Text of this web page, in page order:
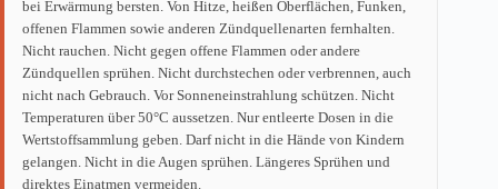
bei Erwärmung bersten. Von Hitze, heißen Oberflächen, Funken,
offenen Flammen sowie anderen Zündquellenarten fernhalten.
Nicht rauchen. Nicht gegen offene Flammen oder andere
Zündquellen sprühen. Nicht durchstechen oder verbrennen, auch
nicht nach Gebrauch. Vor Sonneneinstrahlung schützen. Nicht
Temperaturen über 50°C aussetzen. Nur entleerte Dosen in die
Wertstoffsammlung geben. Darf nicht in die Hände von Kindern
gelangen. Nicht in die Augen sprühen. Längeres Sprühen und
direktes Einatmen vermeiden.